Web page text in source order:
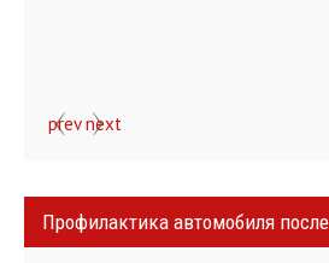
prev next
Профилактика автомобиля